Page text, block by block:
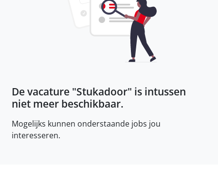
De vacature "Stukadoor" is intussen
niet meer beschikbaar.
Mogelijks kunnen onderstaande jobs jou
interesseren.